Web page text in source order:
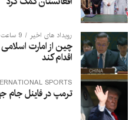
رویداد های اخیر 9 ساعت ago
چین از امارت
اقدام کند
SPORTS
ترمپ در فاینل جام